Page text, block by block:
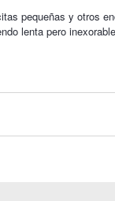
pequeñas y otros
lenta pero